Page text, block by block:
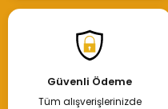
Güvenli Ödeme
Tüm alışverişlerinizde